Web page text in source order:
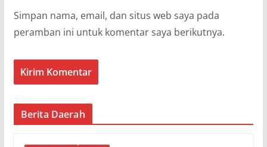
Simpan nama, email, dan situs web saya pada
peramban ini untuk komentar saya berikutnya.
Berita Daerah